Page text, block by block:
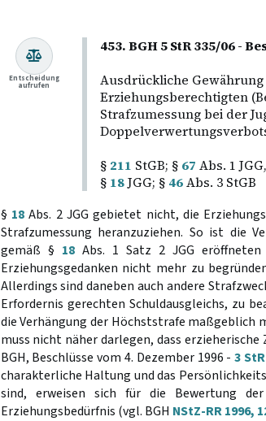
453. BGH 5 StR 335/06 -
Ausdrückliche
Erziehungsberechtigten
Strafzumessung bei der
§ 211 StGB; § 67 Abs. 1
§ 18JGG; § 46Abs. 3 StGB
Entscheidung
aufrufen
§ 18Abs. 2 JGG gebietet nicht, die
Strafzumessung heranzuziehen. So ist die
gemäß § 18Abs. 1 Satz 2 JGG
Erziehungsgedanken nicht mehr zu
Allerdings sind daneben auch andere
Erfordernis gerechten Schuldausgleichs, zu
die Verhängung der Höchststrafe maßgeblich
muss nicht näher darlegen, dass
BGH, Beschlüsse vom 4. Dezember 1996 -3
charakterliche Haltung und das
sind, erweisen sich für die Bewertung
Erziehungsbedürfnis (vgl. BGH NStZ-RR 1996,